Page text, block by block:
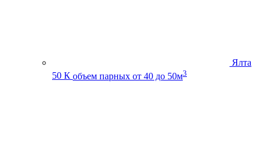
Ялта
50 К объем парных от 40 до 50м3